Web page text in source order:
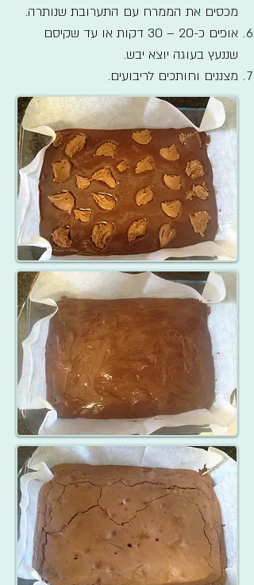
מכסים את הממרח עם התערובת שנותרה.
אופים כ-20 – 30 דקות או עד שקיסם
שננעץ בעוגה יוצא יבש.
מצננים וחותכים לריבועים.